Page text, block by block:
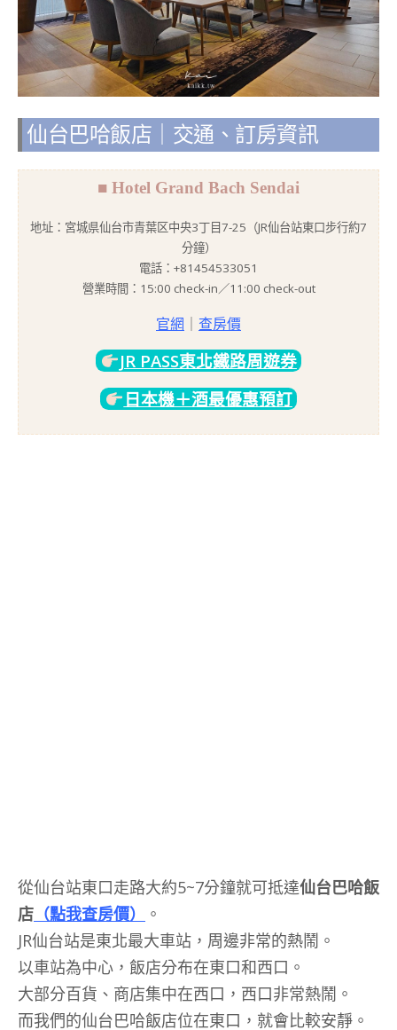
仙台巴哈飯店｜交通、訂房資訊
■ Hotel Grand Bach Sendai
地址：宮城県仙台市青葉区中央3丁目7-25（JR仙台站東口步行約7
分鐘）
電話：+81454533051
營業時間：15:00 check-in／11:00 check-out
官網 查房價
JR PASS東北鐵路周遊券
日本機＋酒最優惠預訂
從仙台站東口走路大約5~7分鐘就可抵達仙台巴哈飯
店 （點我查房價）
。
JR仙台站是東北最大車站，周邊非常的熱鬧。
以車站為中心，飯店分布在東口和西口。
大部分百貨、商店集中在西口，西口非常熱鬧。
而我們的仙台巴哈飯店位在東口，就會比較安靜。